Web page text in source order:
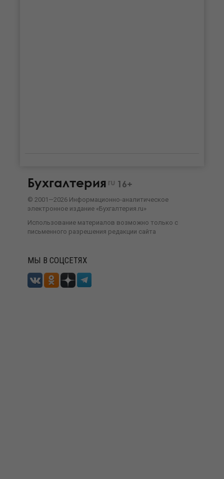
Бухгалтерия ru 16+
© 2001—2026 Информационно-аналитическое
электронное издание «Бухгалтерия.ru»
Использование материалов возможно только с
письменного разрешения редакции сайта
МЫ В СОЦСЕТЯХ